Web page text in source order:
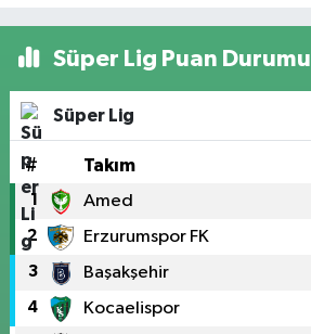
Süper Lig Puan Durumu
Süper Lig
# Takım
1 Amed
2 Erzurumspor FK
3 Başakşehir
4 Kocaelispor